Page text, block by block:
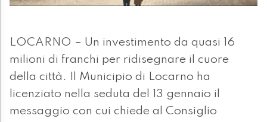
LOCARNO – Un investimento da quasi 16
milioni di franchi per ridisegnare il cuore
della città. Il Municipio di Locarno ha
licenziato nella seduta del 13 gennaio il
messaggio con cui chiede al Consiglio